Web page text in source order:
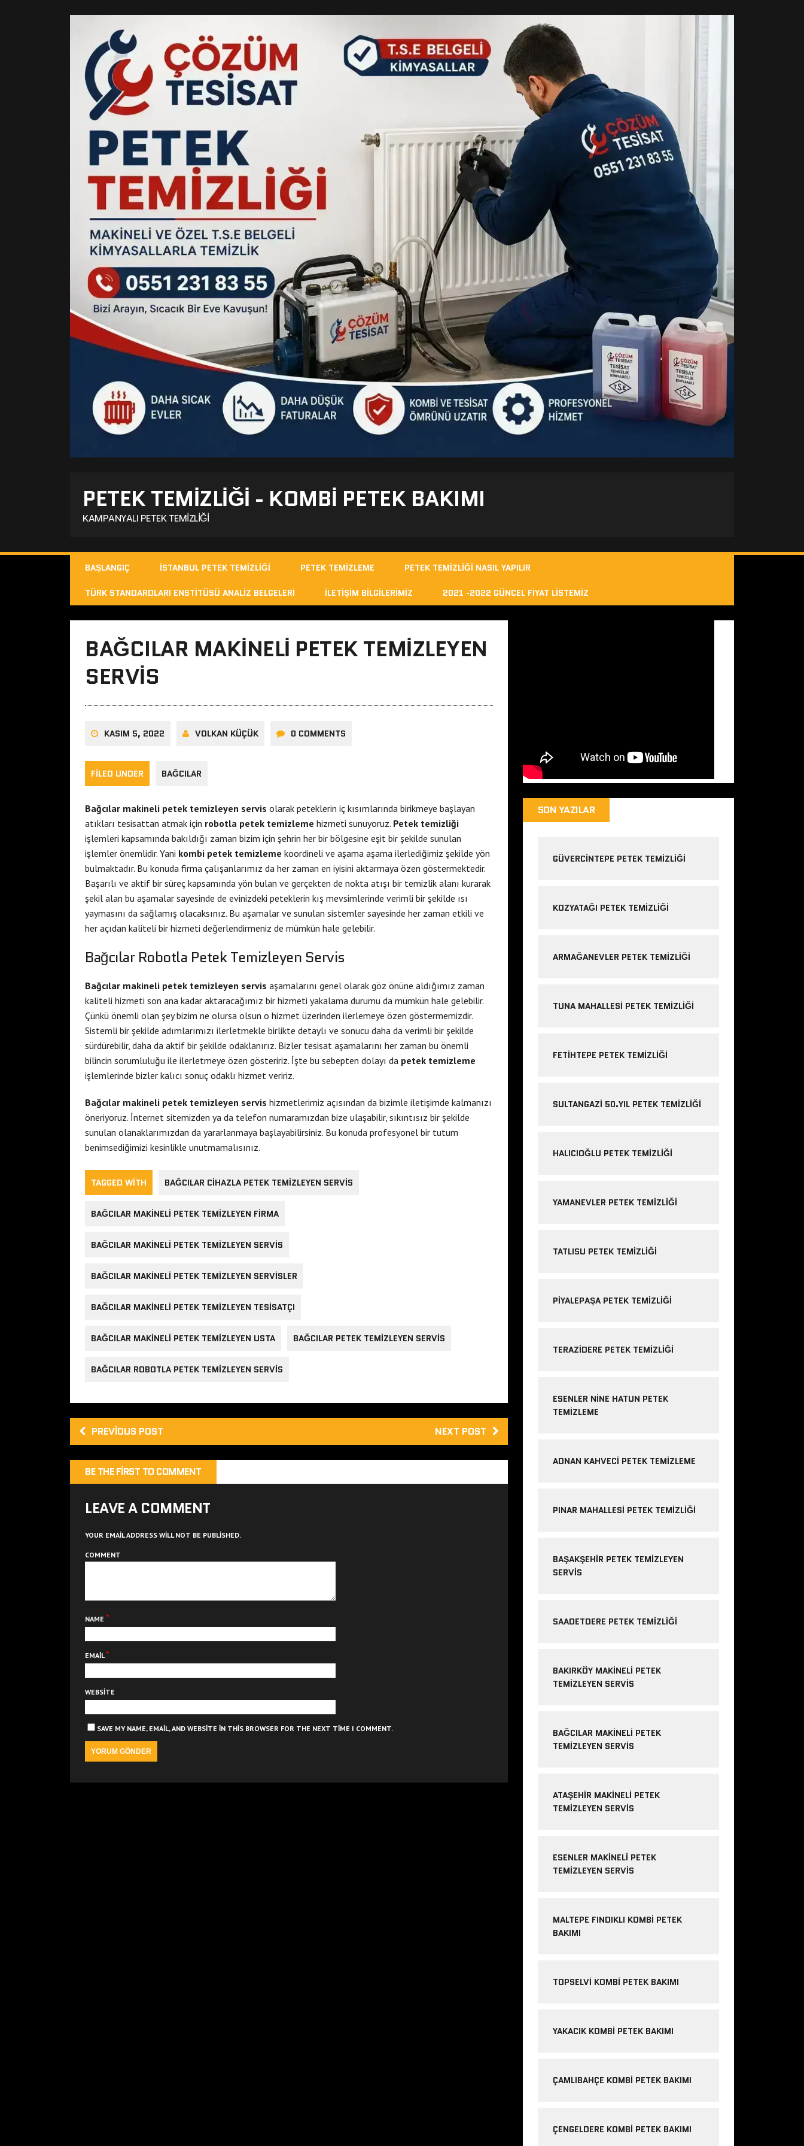
PETEK TEMIZLIĞI - KOMBI PETEK BAKIMI
KAMPANYALI PETEK TEMIZLIĞI
BAŞLANGIÇ İSTANBUL PETEK TEMIZLIĞI PETEK TEMIZLEME PETEK TEMIZLIĞI NASIL YAPILIR
TÜRK STANDARDLARI ENSTITÜSÜ ANALIZ BELGELERI İLETIŞIM BILGILERIMIZ 2021 -2022 GÜNCEL FIYAT LISTEMIZ
BAĞCILAR MAKINELI PETEK TEMIZLEYEN
SERVIS
KASIM 5, 2022 VOLKAN KÜÇÜK 0 COMMENTS
FILED UNDER BAĞCILAR
Bağcılar makineli petek temizleyen servis olarak peteklerin iç kısımlarında birikmeye başlayan
atıkları tesisattan atmak için robotla petek temizleme hizmeti sunuyoruz. Petek temizliği
işlemleri kapsamında bakıldığı zaman bizim için şehrin her bir bölgesine eşit bir şekilde sunulan
işlemler önemlidir. Yani kombi petek temizleme koordineli ve aşama aşama ilerlediğimiz şekilde yön
bulmaktadır. Bu konuda firma çalışanlarımız da her zaman en iyisini aktarmaya özen göstermektedir.
Başarılı ve aktif bir süreç kapsamında yön bulan ve gerçekten de nokta atışı bir temizlik alanı kurarak
şekil alan bu aşamalar sayesinde de evinizdeki peteklerin kış mevsimlerinde verimli bir şekilde ısı
yaymasını da sağlamış olacaksınız. Bu aşamalar ve sunulan sistemler sayesinde her zaman etkili ve
her açıdan kaliteli bir hizmeti değerlendirmeniz de mümkün hale gelebilir.
Bağcılar Robotla Petek Temizleyen Servis
Bağcılar makineli petek temizleyen servis aşamalarını genel olarak göz önüne aldığımız zaman
kaliteli hizmeti son ana kadar aktaracağımız bir hizmeti yakalama durumu da mümkün hale gelebilir.
Çünkü önemli olan şey bizim ne olursa olsun o hizmet üzerinden ilerlemeye özen göstermemizdir.
Sistemli bir şekilde adımlarımızı ilerletmekle birlikte detaylı ve sonucu daha da verimli bir şekilde
sürdürebilir, daha da aktif bir şekilde odaklanırız. Bizler tesisat aşamalarını her zaman bu önemli
bilincin sorumluluğu ile ilerletmeye özen gösteririz. İşte bu sebepten dolayı da petek temizleme
işlemlerinde bizler kalıcı sonuç odaklı hizmet veririz.
Bağcılar makineli petek temizleyen servis hizmetlerimiz açısından da bizimle iletişimde kalmanızı
öneriyoruz. İnternet sitemizden ya da telefon numaramızdan bize ulaşabilir, sıkıntısız bir şekilde
sunulan olanaklarımızdan da yararlanmaya başlayabilirsiniz. Bu konuda profesyonel bir tutum
benimsediğimizi kesinlikle unutmamalısınız.
TAGGED WITH BAĞCILAR CIHAZLA PETEK TEMIZLEYEN SERVIS
BAĞCILAR MAKINELI PETEK TEMIZLEYEN FIRMA
BAĞCILAR MAKINELI PETEK TEMIZLEYEN SERVIS
BAĞCILAR MAKINELI PETEK TEMIZLEYEN SERVISLER
BAĞCILAR MAKINELI PETEK TEMIZLEYEN TESISATÇI
BAĞCILAR MAKINELI PETEK TEMIZLEYEN USTA BAĞCILAR PETEK TEMIZLEYEN SERVIS
BAĞCILAR ROBOTLA PETEK TEMIZLEYEN SERVIS
PREVIOUS POST NEXT POST
BE THE FIRST TO COMMENT
LEAVE A COMMENT
YOUR EMAIL ADDRESS WILL NOT BE PUBLISHED.
COMMENT
NAME *
EMAIL*
WEBSITE
SAVE MY NAME, EMAIL, AND WEBSITE IN THIS BROWSER FOR THE NEXT TIME I COMMENT.
SON YAZILAR
GÜVERCINTEPE PETEK TEMIZLIĞI
KOZYATAĞI PETEK TEMIZLIĞI
ARMAĞANEVLER PETEK TEMIZLIĞI
TUNA MAHALLESI PETEK TEMIZLIĞI
FETIHTEPE PETEK TEMIZLIĞI
SULTANGAZI 50.YIL PETEK TEMIZLIĞI
HALICIOĞLU PETEK TEMIZLIĞI
YAMANEVLER PETEK TEMIZLIĞI
TATLISU PETEK TEMIZLIĞI
PIYALEPAŞA PETEK TEMIZLIĞI
TERAZIDERE PETEK TEMIZLIĞI
ESENLER NINE HATUN PETEK
TEMIZLEME
ADNAN KAHVECI PETEK TEMIZLEME
PINAR MAHALLESI PETEK TEMIZLIĞI
BAŞAKŞEHIR PETEK TEMIZLEYEN
SERVIS
SAADETDERE PETEK TEMIZLIĞI
BAKIRKÖY MAKINELI PETEK
TEMIZLEYEN SERVIS
BAĞCILAR MAKINELI PETEK
TEMIZLEYEN SERVIS
ATAŞEHIR MAKINELI PETEK
TEMIZLEYEN SERVIS
ESENLER MAKINELI PETEK
TEMIZLEYEN SERVIS
MALTEPE FINDIKLI KOMBI PETEK
BAKIMI
TOPSELVI KOMBI PETEK BAKIMI
YAKACIK KOMBI PETEK BAKIMI
ÇAMLIBAHÇE KOMBI PETEK BAKIMI
ÇENGELDERE KOMBI PETEK BAKIMI